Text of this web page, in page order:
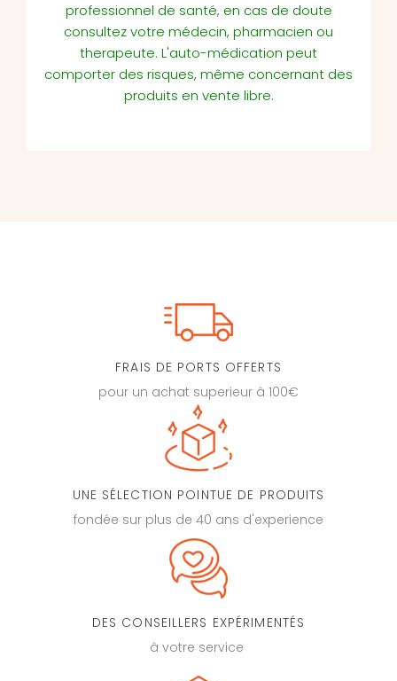
professionnel de santé, en cas de doute
consultez votre médecin, pharmacien ou
therapeute. L'auto-médication peut
comporter des risques, même concernant des
produits en vente libre.
FRAIS DE PORTS OFFERTS
pour un achat superieur à 100€
UNE SÉLECTION POINTUE DE PRODUITS
fondée sur plus de 40 ans d'experience
DES CONSEILLERS EXPÉRIMENTÉS
à votre service